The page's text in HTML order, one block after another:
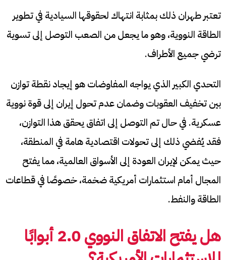
تعتبر طهران ذلك بمثابة انتهاك لحقوقها السيادية في تطوير
الطاقة النووية، وهو ما يجعل من الصعب التوصل إلى تسوية
ترضي جميع الأطراف.
التحدي الكبير الذي يواجه المفاوضات هو إيجاد نقطة توازن
بين تخفيف العقوبات وضمان عدم تحول إيران إلى قوة نووية
عسكرية. في حال تم التوصل إلى اتفاق يحقق هذا التوازن،
فقد يُفضي ذلك إلى تحولات اقتصادية هامة في المنطقة،
حيث يمكن لإيران العودة إلى الأسواق العالمية، مما يفتح
المجال أمام استثمارات أمريكية ضخمة، خصوصًا في قطاعات
الطاقة والنفط.
هل يفتح الاتفاق النووي 2.0 أبوابًا